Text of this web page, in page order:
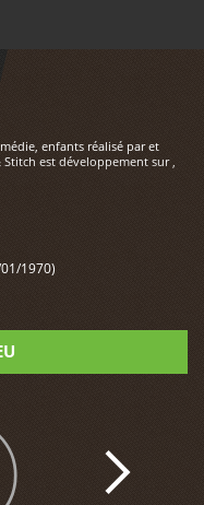
enfants réalisé par et
est développement sur ,
1970)